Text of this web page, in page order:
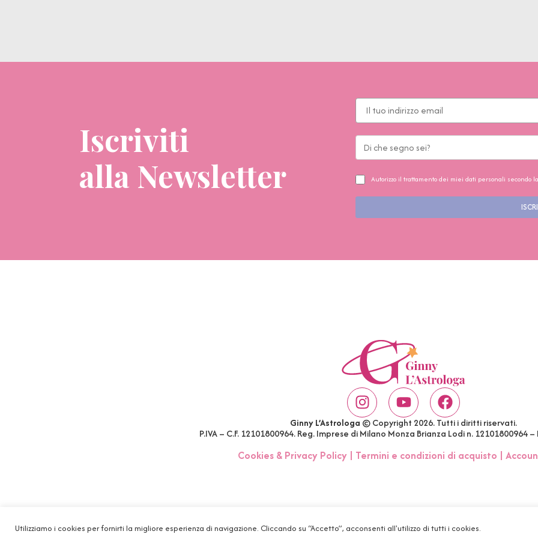
Iscriviti
alla Newsletter
Autorizzo il trattamento dei miei dati personali secondo la
Ginny L’Astrologa © Copyright 2026. Tutti i diritti riservati.
P.IVA – C.F. 12101800964. Reg. Imprese di Milano Monza Brianza Lodi n. 12101800964 –
Cookies & Privacy Policy | Termini e condizioni di acquisto |
Utilizziamo i cookies per fornirti la migliore esperienza di navigazione. Cliccando su “Accetto”, acconsenti all'utilizzo di tutti i cookies.